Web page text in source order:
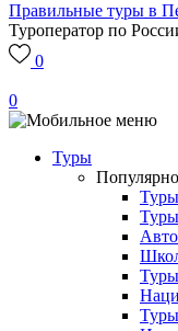
Туроператор по
0
0
Туры